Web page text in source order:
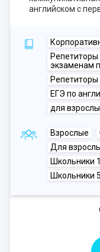
английском с
экзаменам
Репетиторы
ЕГЭ по
для
Взрослые
Для
Школьники
Школьники